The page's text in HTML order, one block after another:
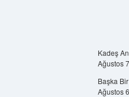
Kadeş
Ağustos
Başka
Ağustos